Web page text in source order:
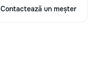
Contactează un meșter